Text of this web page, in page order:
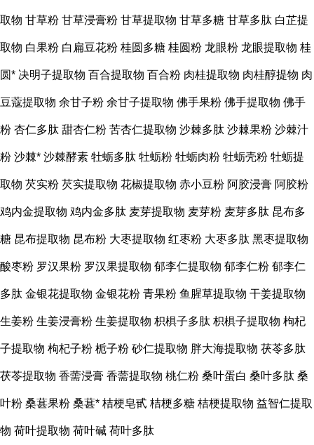
取物 甘草粉 甘草浸膏粉 甘草提取物 甘草多糖 甘草多肽 白芷提
取物 白果粉 白扁豆花粉 桂圆多糖 桂圆粉 龙眼粉 龙眼提取物 桂
圆* 决明子提取物 百合提取物 百合粉 肉桂提取物 肉桂醇提物 肉
豆蔻提取物 余甘子粉 余甘子提取物 佛手果粉 佛手提取物 佛手
粉 杏仁多肽 甜杏仁粉 苦杏仁提取物 沙棘多肽 沙棘果粉 沙棘汁
粉 沙棘* 沙棘酵素 牡蛎多肽 牡蛎粉 牡蛎肉粉 牡蛎壳粉 牡蛎提
取物 芡实粉 芡实提取物 花椒提取物 赤小豆粉 阿胶浸膏 阿胶粉
鸡内金提取物 鸡内金多肽 麦芽提取物 麦芽粉 麦芽多肽 昆布多
糖 昆布提取物 昆布粉 大枣提取物 红枣粉 大枣多肽 黑枣提取物
酸枣粉 罗汉果粉 罗汉果提取物 郁李仁提取物 郁李仁粉 郁李仁
多肽 金银花提取物 金银花粉 青果粉 鱼腥草提取物 干姜提取物
生姜粉 生姜浸膏粉 生姜提取物 枳椇子多肽 枳椇子提取物 枸杞
子提取物 枸杞子粉 栀子粉 砂仁提取物 胖大海提取物 茯苓多肽
茯苓提取物 香薷浸膏 香薷提取物 桃仁粉 桑叶蛋白 桑叶多肽 桑
叶粉 桑葚果粉 桑葚* 桔梗皂甙 桔梗多糖 桔梗提取物 益智仁提取
物 荷叶提取物 荷叶碱 荷叶多肽